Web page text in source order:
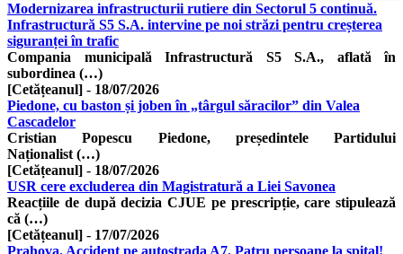
Modernizarea infrastructurii rutiere din Sectorul 5 continuă.
Infrastructură S5 S.A. intervine pe noi străzi pentru creșterea
siguranței în trafic
Compania municipală Infrastructură S5 S.A., aflată în
subordinea (…)
[Cetățeanul] - 18/07/2026
Piedone, cu baston și joben în „târgul săracilor” din Valea
Cascadelor
Cristian Popescu Piedone, președintele Partidului
Naționalist (…)
[Cetățeanul] - 18/07/2026
USR cere excluderea din Magistratură a Liei Savonea
Reacțiile de după decizia CJUE pe prescripție, care stipulează
că (…)
[Cetățeanul] - 17/07/2026